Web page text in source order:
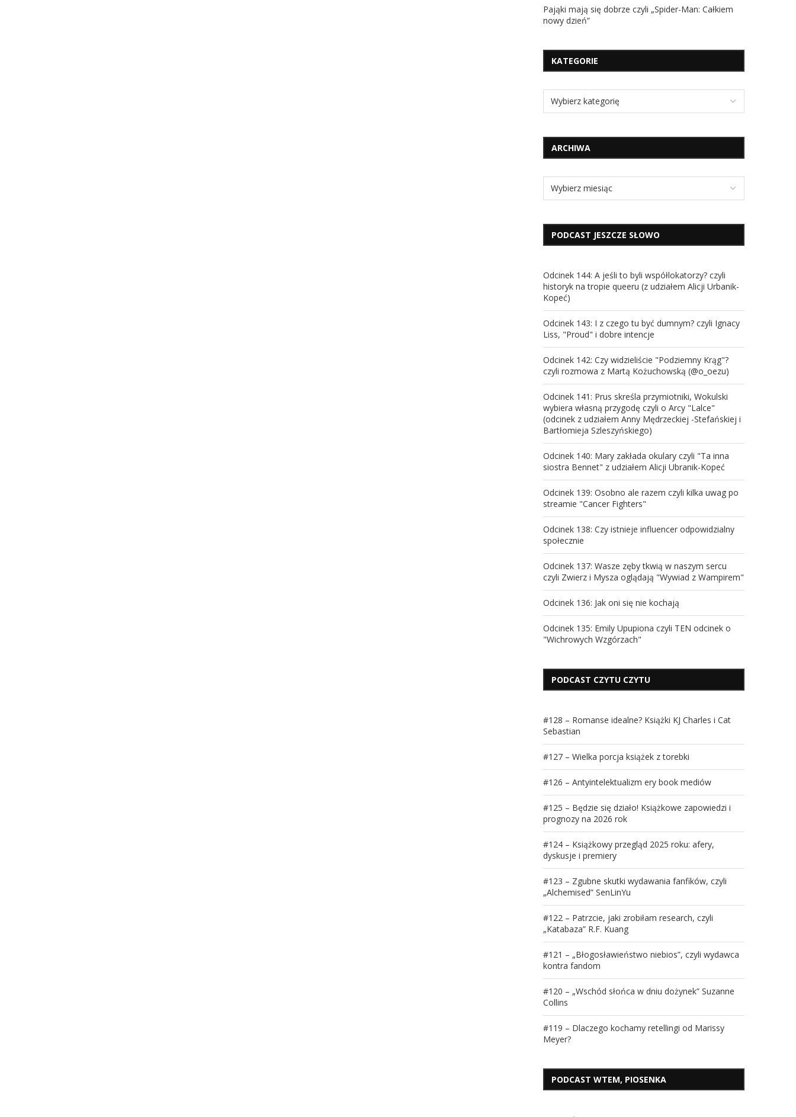
Pająki mają się dobrze czyli „Spider-Man: Całkiem
nowy dzień”
KATEGORIE
ARCHIWA
PODCAST JESZCZE SŁOWO
Odcinek 144: A jeśli to byli współlokatorzy? czyli
historyk na tropie queeru (z udziałem Alicji Urbanik-
Kopeć)
Odcinek 143: I z czego tu być dumnym? czyli Ignacy
Liss, "Proud" i dobre intencje
Odcinek 142: Czy widzieliście "Podziemny Krąg"?
czyli rozmowa z Martą Kożuchowską (@o_oezu)
Odcinek 141: Prus skreśla przymiotniki, Wokulski
wybiera własną przygodę czyli o Arcy "Lalce"
(odcinek z udziałem Anny Mędrzeckiej -Stefańskiej i
Bartłomieja Szleszyńskiego)
Odcinek 140: Mary zakłada okulary czyli "Ta inna
siostra Bennet" z udziałem Alicji Ubranik-Kopeć
Odcinek 139: Osobno ale razem czyli kilka uwag po
streamie "Cancer Fighters"
Odcinek 138: Czy istnieje influencer odpowidzialny
społecznie
Odcinek 137: Wasze zęby tkwią w naszym sercu
czyli Zwierz i Mysza oglądają "Wywiad z Wampirem"
Odcinek 136: Jak oni się nie kochają
Odcinek 135: Emily Upupiona czyli TEN odcinek o
"Wichrowych Wzgórzach"
PODCAST CZYTU CZYTU
#128 – Romanse idealne? Książki KJ Charles i Cat
Sebastian
#127 – Wielka porcja książek z torebki
#126 – Antyintelektualizm ery book mediów
#125 – Będzie się działo! Książkowe zapowiedzi i
prognozy na 2026 rok
#124 – Książkowy przegląd 2025 roku: afery,
dyskusje i premiery
#123 – Zgubne skutki wydawania fanfików, czyli
„Alchemised” SenLinYu
#122 – Patrzcie, jaki zrobiłam research, czyli
„Katabaza” R.F. Kuang
#121 – „Błogosławieństwo niebios”, czyli wydawca
kontra fandom
#120 – „Wschód słońca w dniu dożynek” Suzanne
Collins
#119 – Dlaczego kochamy retellingi od Marissy
Meyer?
PODCAST WTEM, PIOSENKA